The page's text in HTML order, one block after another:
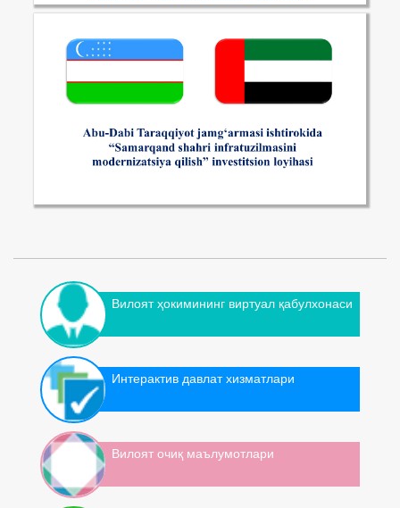
Вилоят ҳокимининг виртуал қабулхонаси
Интерактив давлат хизматлари
Вилоят очиқ маълумотлари